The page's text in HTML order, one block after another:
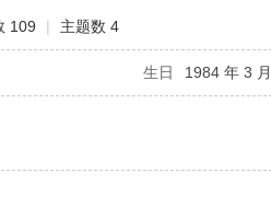
109 | 主题数 4
生日 1984 年 3